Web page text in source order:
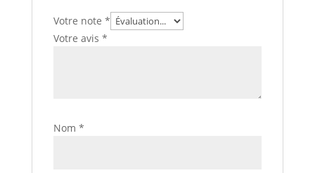
Votre note *
Votre avis *
Nom *